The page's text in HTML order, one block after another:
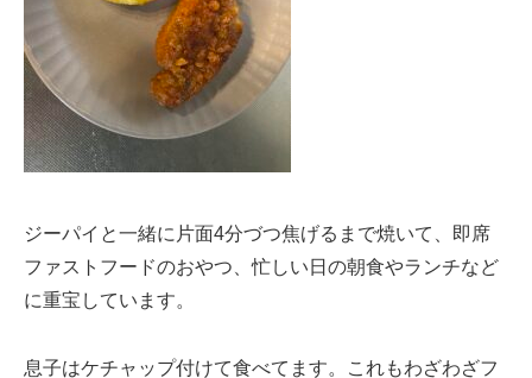
ジーパイと一緒に片面4分づつ焦げるまで焼いて、即席
ファストフードのおやつ、忙しい日の朝食やランチなど
に重宝しています。
息子はケチャップ付けて食べてます。これもわざわざフ